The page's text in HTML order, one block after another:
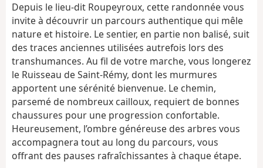
a
t
i
n
Depuis le lieu-dit Roupeyroux, cette randonnée vous
invite à découvrir un parcours authentique qui mêle
nature et histoire. Le sentier, en partie non balisé, suit
des traces anciennes utilisées autrefois lors des
transhumances. Au fil de votre marche, vous longerez
le Ruisseau de Saint-Rémy, dont les murmures
apportent une sérénité bienvenue. Le chemin,
parsemé de nombreux cailloux, requiert de bonnes
chaussures pour une progression confortable.
Heureusement, l’ombre généreuse des arbres vous
accompagnera tout au long du parcours, vous
offrant des pauses rafraîchissantes à chaque étape.